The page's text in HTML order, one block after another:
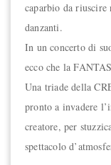
caparbio da riuscire
danzanti.
In un concerto di
ecco che la
Una triade della
pronto a invadere
creatore, per
spettacolo